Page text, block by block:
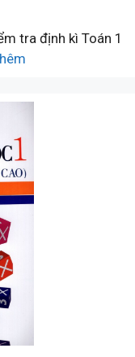
tra định kì Toán 1